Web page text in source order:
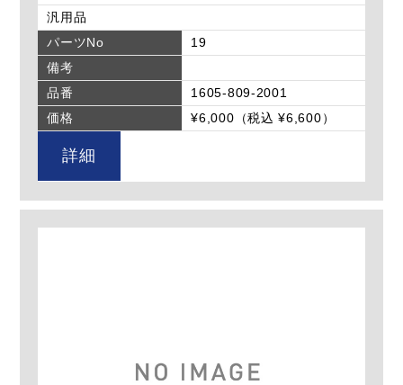
汎用品
パーツNo
19
備考
品番
1605-809-2001
価格
¥6,000（税込 ¥6,600）
詳細